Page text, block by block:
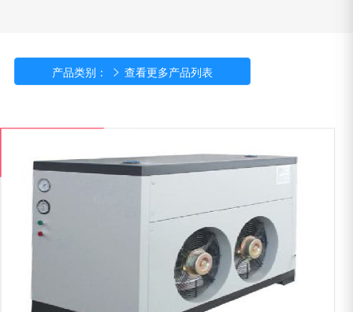
产品类别：  查看更多产品列表